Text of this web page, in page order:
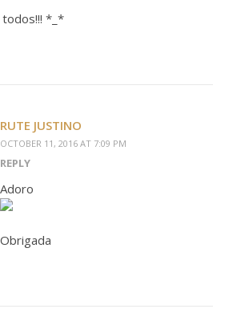
todos!!! *_*
RUTE JUSTINO
OCTOBER 11, 2016 AT 7:09 PM
REPLY
Adoro
Obrigada